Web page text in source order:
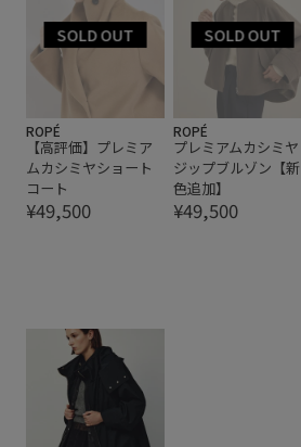
ROPÉ
【高評価】プレミア
ムカシミヤショート
コート
¥49,500
ROPÉ
プレミアムカシミヤ
ジップブルゾン【新
色追加】
¥49,500